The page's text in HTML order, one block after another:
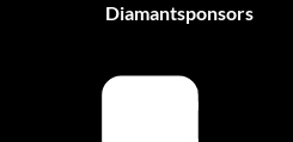
Diamantsponsors